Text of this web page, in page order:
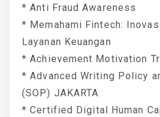
* Anti Fraud Awareness
* Memahami Fintech:
Layanan Keuangan
* Achievement Motivation
* Advanced Writing Policy
(SOP) JAKARTA
* Certified Digital Human